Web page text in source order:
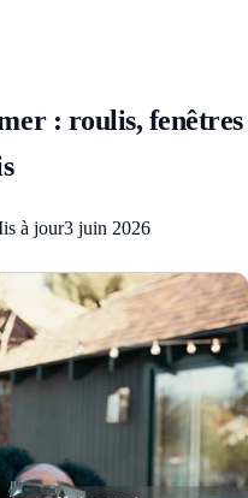
: roulis, fenêtres
à jour3 juin 2026